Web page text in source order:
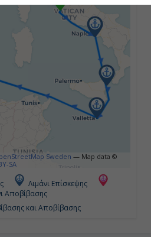
Ημέρα 4η
Βαλέτα, Μάλτα
09:00
18:00
Εν Πλω
Sweden — Map data ©
SA
Λιμάνι Επίσκεψης
Αποβίβασης
και Αποβίβασης